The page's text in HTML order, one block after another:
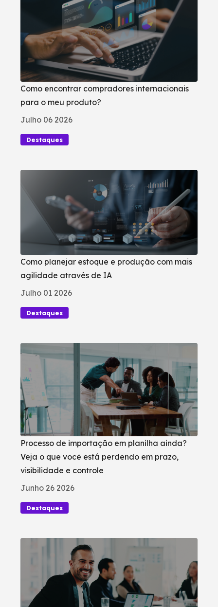
Como encontrar compradores internacionais
para o meu produto?
Julho 06 2026
Destaques
Como planejar estoque e produção com mais
agilidade através de IA
Julho 01 2026
Destaques
Processo de importação em planilha ainda?
Veja o que você está perdendo em prazo,
visibilidade e controle
Junho 26 2026
Destaques